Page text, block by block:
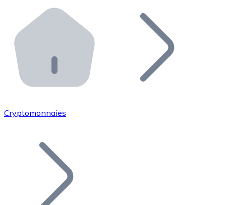
Distributeurs automatiques Bitnovo
Intégrez un ATM Bitnovo dans votre entreprise et
API Bitnovo
Intégrez notre API dans votre écosystème.
Rejoignez notre réseau de distributeurs et
Ajoutez le token de votre projet à notre service
Cryptomonnaies